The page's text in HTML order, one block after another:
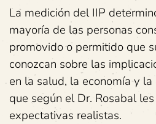
La medición del IIP
mayoría de las personas
promovido o permitido que
conozcan sobre las
en la salud, la economía y
que según el Dr. Rosabal
expectativas realistas.